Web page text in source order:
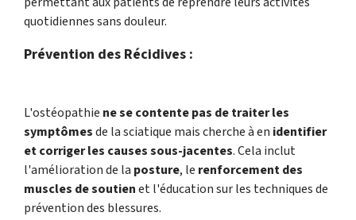
quotidiennes sans douleur.
Prévention des Récidives :
L'ostéopathie ne se contente pas de traiter les
symptômesde la sciatique mais cherche à en identifier
et corriger les causes sous-jacentes. Cela inclut
l'amélioration de la posture, le renforcement des
muscles de soutienet l'éducation sur les techniques de
prévention des blessures.